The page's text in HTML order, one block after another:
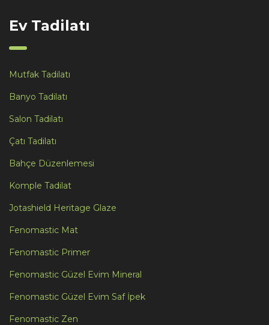
Ev Tadilatı
Mutfak Tadilatı
Banyo Tadilatı
Salon Tadilatı
Çatı Tadilatı
Bahçe Düzenlemesi
Komple Tadilat
Jotashield Heritage Glaze
Fenomastic Mat
Fenomastic Primer
Fenomastic Güzel Evim Mineral
Fenomastic Güzel Evim Saf İpek
Fenomastic Zen